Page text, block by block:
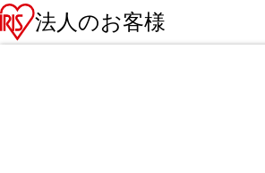
法人のお客様